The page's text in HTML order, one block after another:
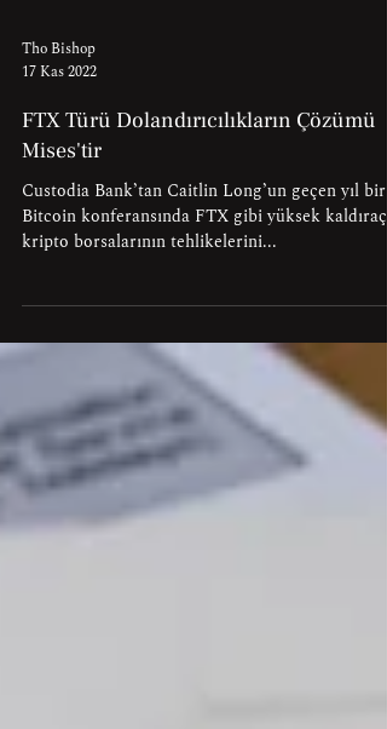
Tho Bishop
17 Kas 2022
FTX Türü Dolandırıcılıkların Çözümü
Mises'tir
Bitcoin konferansında FTX gibi yüksek kaldıraçlı